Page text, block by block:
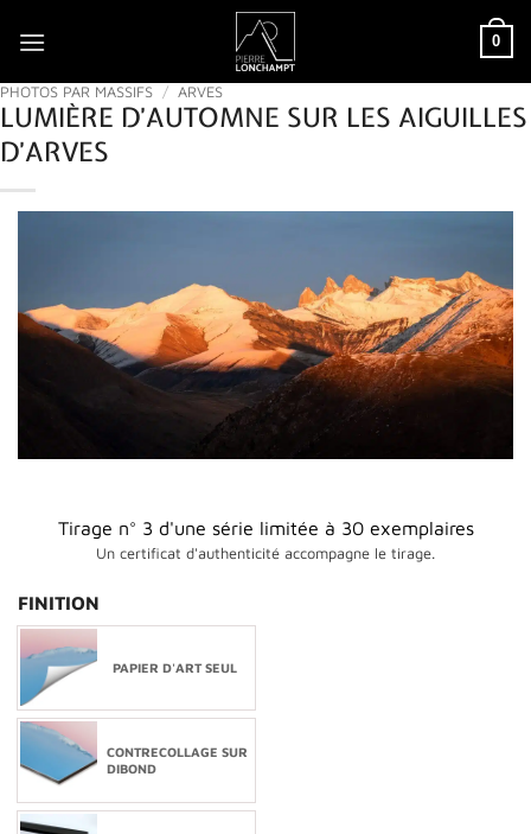
0
PHOTOS PAR MASSIFS / ARVES
LUMIÈRE D’AUTOMNE SUR LES AIGUILLES
D’ARVES
Tirage n° 3 d'une série limitée à 30 exemplaires
Un certificat d'authenticité accompagne le tirage.
FINITION
PAPIER D'ART SEUL
CONTRECOLLAGE SUR
DIBOND